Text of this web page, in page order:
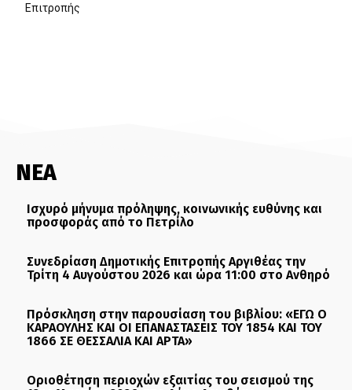
Επιτροπής
ΝΕΑ
Ισχυρό μήνυμα πρόληψης, κοινωνικής ευθύνης και
προσφοράς από το Πετρίλο
Συνεδρίαση Δημοτικής Επιτροπής Αργιθέας την
Τρίτη 4 Αυγούστου 2026 και ώρα 11:00 στο Ανθηρό
Πρόσκληση στην παρουσίαση του βιβλίου: «ΕΓΩ Ο
ΚΑΡΑΟΥΛΗΣ ΚΑΙ ΟΙ ΕΠΑΝΑΣΤΑΣΕΙΣ ΤΟΥ 1854 ΚΑΙ ΤΟΥ
1866 ΣΕ ΘΕΣΣΑΛΙΑ ΚΑΙ ΑΡΤΑ»
Οριοθέτηση περιοχών εξαιτίας του σεισμού της